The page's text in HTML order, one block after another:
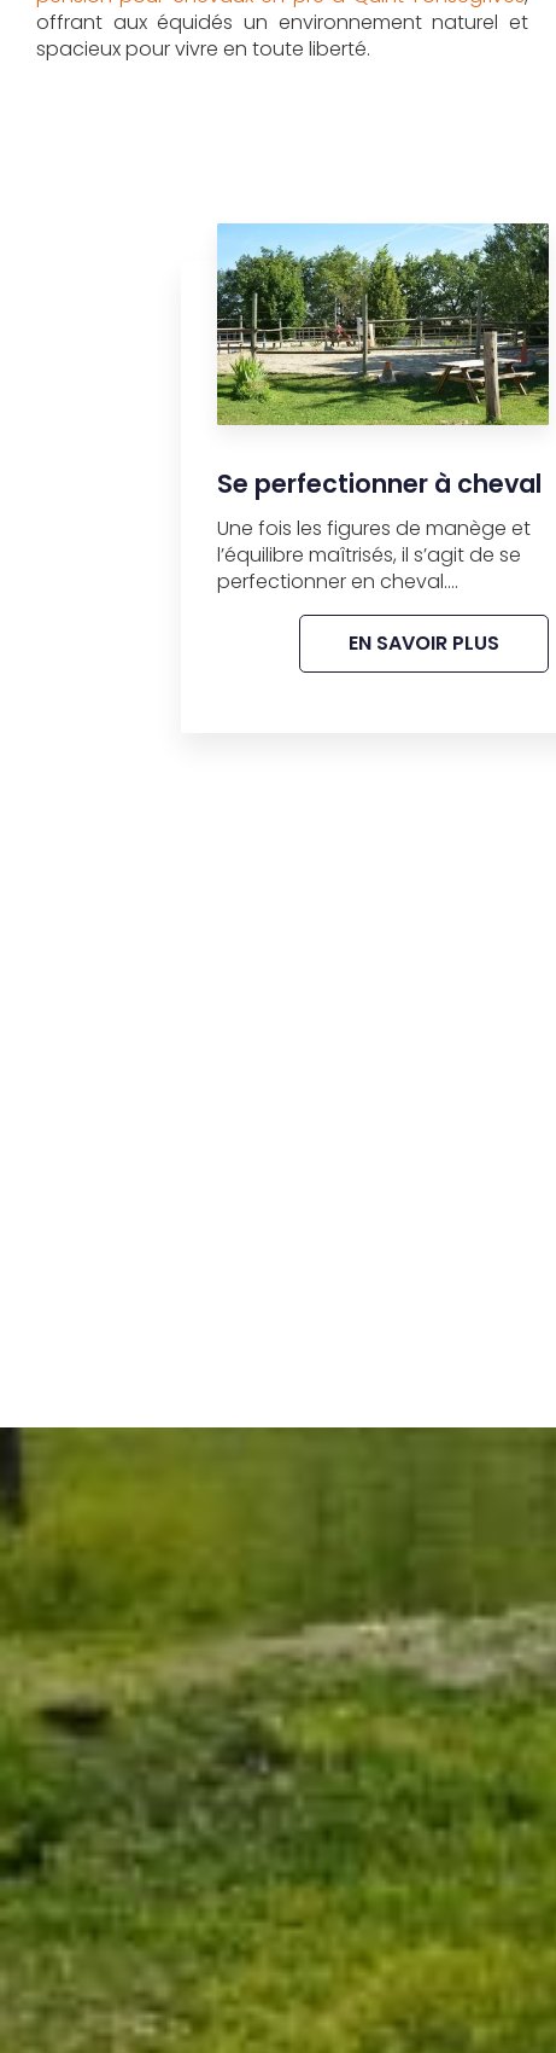
offrant aux équidés un environnement naturel et
spacieux pour vivre en toute liberté.
Se perfectionner à cheval
Une fois les figures de manège et
l’équilibre maîtrisés, il s’agit de se
perfectionner en cheval....
EN SAVOIR PLUS